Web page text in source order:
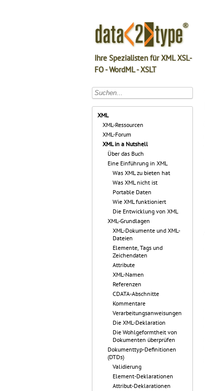
Ihre Spezialisten für XML XSL-
FO - WordML - XSLT
XML
XML-Ressourcen
XML-Forum
XML in a Nutshell
Über das Buch
Eine Einführung in XML
Was XML zu bieten hat
Was XML nicht ist
Portable Daten
Wie XML funktioniert
Die Entwicklung von XML
XML-Grundlagen
XML-Dokumente und XML-
Dateien
Elemente, Tags und
Zeichendaten
Attribute
XML-Namen
Referenzen
CDATA-Abschnitte
Kommentare
Verarbeitungsanweisungen
Die XML-Deklaration
Die Wohlgeformtheit von
Dokumenten überprüfen
Dokumenttyp-Definitionen
(DTDs)
Validierung
Element-Deklarationen
Attribut-Deklarationen